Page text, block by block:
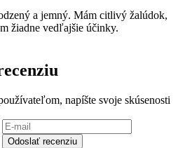
a jemný. Mám citlivý žalúdok,
žiadne vedľajšie účinky.
napíšte svoje skúsenosti
Odoslať recenziu